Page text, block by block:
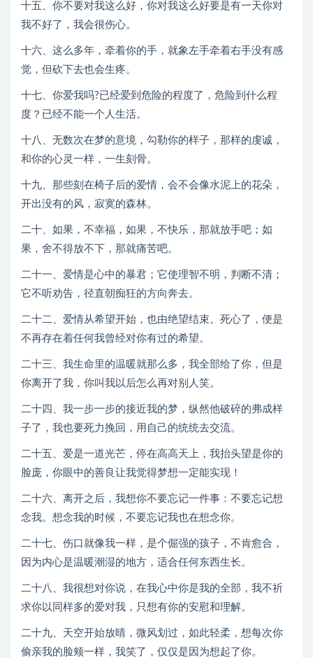
十五、你不要对我这么好，你对我这么好要是有一天你对
我不好了，我会很伤心。
十六、这么多年，牵着你的手，就象左手牵着右手没有感
觉，但砍下去也会生疼。
十七、你爱我吗?已经爱到危险的程度了，危险到什么程
度？已经不能一个人生活。
十八、无数次在梦的意境，勾勒你的样子，那样的虔诚，
和你的心灵一样，一生刻骨。
十九、那些刻在椅子后的爱情，会不会像水泥上的花朵，
开出没有的风，寂寞的森林。
二十、如果，不幸福，如果，不快乐，那就放手吧；如
果，舍不得放不下，那就痛苦吧。
二十一、爱情是心中的暴君；它使理智不明，判断不清；
它不听劝告，径直朝痴狂的方向奔去。
二十二、爱情从希望开始，也由绝望结束。死心了，便是
不再存在着任何我曾经对你有过的希望。
二十三、我生命里的温暖就那么多，我全部给了你，但是
你离开了我，你叫我以后怎么再对别人笑。
二十四、我一步一步的接近我的梦，纵然他破碎的弗成样
子了，我也要死力挽回，用自己的统统去交流。
二十五、爱是一道光芒，停在高高天上，我抬头望是你的
脸庞，你眼中的善良让我觉得梦想一定能实现！
二十六、离开之后，我想你不要忘记一件事：不要忘记想
念我。想念我的时候，不要忘记我也在想念你。
二十七、伤口就像我一样，是个倔强的孩子，不肯愈合，
因为内心是温暖潮湿的地方，适合任何东西生长。
二十八、我很想对你说，在我心中你是我的全部，我不祈
求你以同样多的爱对我，只想有你的安慰和理解。
二十九、天空开始放晴，微风划过，如此轻柔，想每次你
偷亲我的脸颊一样，我笑了，仅仅是因为想起了你。